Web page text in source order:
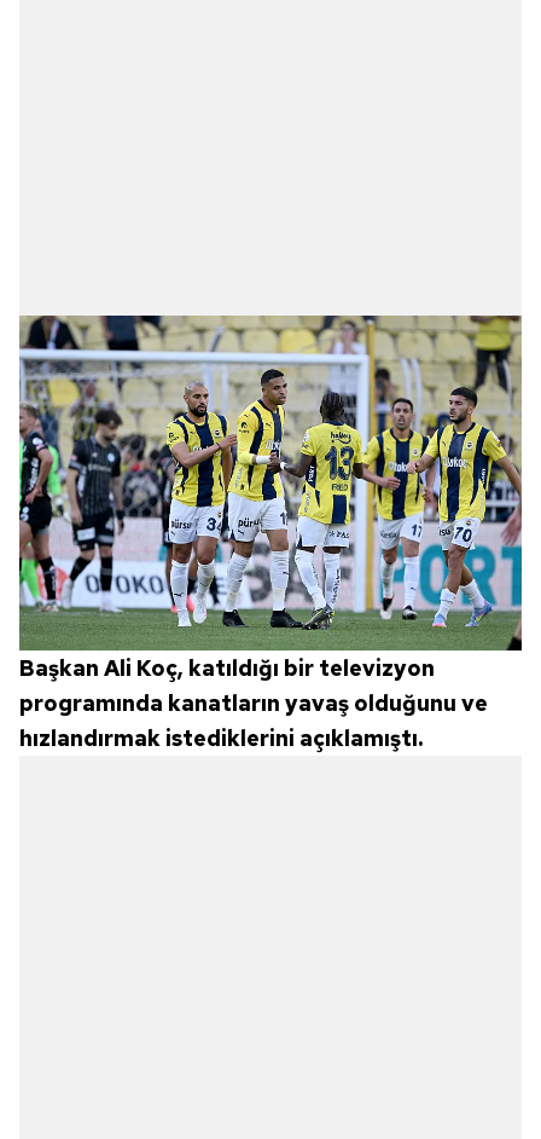
Başkan Ali Koç, katıldığı bir televizyon
programında kanatların yavaş olduğunu ve
hızlandırmak istediklerini açıklamıştı.